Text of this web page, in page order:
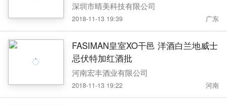
深圳市晴美科技有限公司
2018-11-13 19:39 广东
FASIMAN皇室XO干邑 洋酒白兰地威士
忌伏特加红酒批
河南宏丰酒业有限公司
2018-11-13 19:22 河南